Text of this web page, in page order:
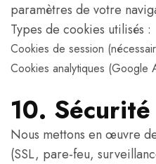
paramètres de votre
Types de cookies utilisés :
Cookies de session
Cookies analytiques (Google
10.
Nous mettons en œuvre
(SSL, pare-feu,